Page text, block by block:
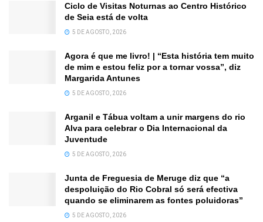
Ciclo de Visitas Noturnas ao Centro Histórico
de Seia está de volta
5 DE AGOSTO, 2026
Agora é que me livro! | “Esta história tem muito
de mim e estou feliz por a tornar vossa”, diz
Margarida Antunes
5 DE AGOSTO, 2026
Arganil e Tábua voltam a unir margens do rio
Alva para celebrar o Dia Internacional da
Juventude
5 DE AGOSTO, 2026
Junta de Freguesia de Meruge diz que “a
despoluição do Rio Cobral só será efectiva
quando se eliminarem as fontes poluidoras”
5 DE AGOSTO, 2026